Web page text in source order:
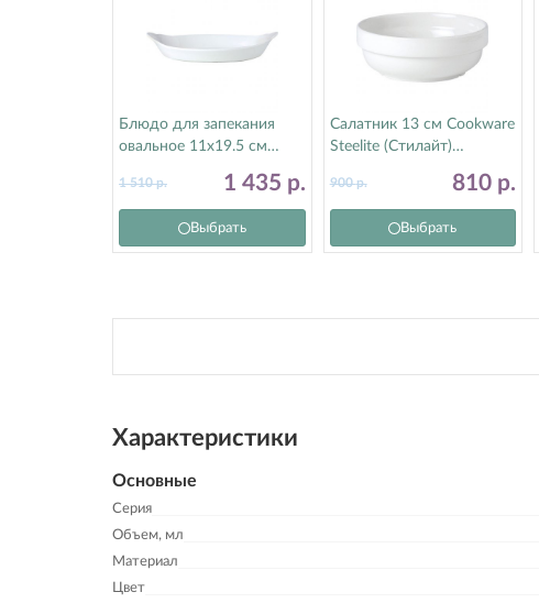
Блюдо для запекания
овальное 11х19.5 см
(Стилайт) 11010318
1 435 р.
1 510р.
Выбрать
Салатник 13 см Cookware
Steelite (Стилайт)
810 р.
900р.
Выбрать
Характеристики
Основные
Серия
Объем, мл
Материал
Цвет